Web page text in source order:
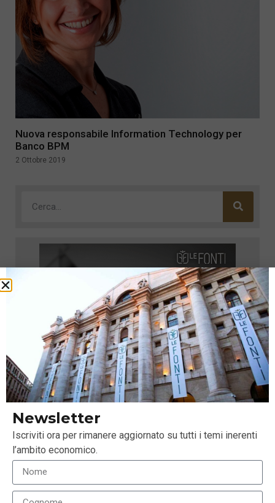
Nuova responsabile Information Technology per
Banco BPM
2 Ottobre 2019
Newsletter
Iscriviti ora per rimanere aggiornato su tutti i temi inerenti
l’ambito economico.